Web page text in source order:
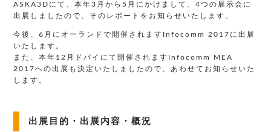
ASKA3Dにて、本年3月から5月にかけまして、4つの展示会に
出展しましたので、そのレポートをお知らせいたします。
今後、6月にオーランドで開催されますInfocomm 2017に出展
いたします。
また、本年12月ドバイにて開催されますInfocomm MEA
2017への出展も決定いたしましたので、あわせてお知らせいた
します。
出展目的・出展内容・概況